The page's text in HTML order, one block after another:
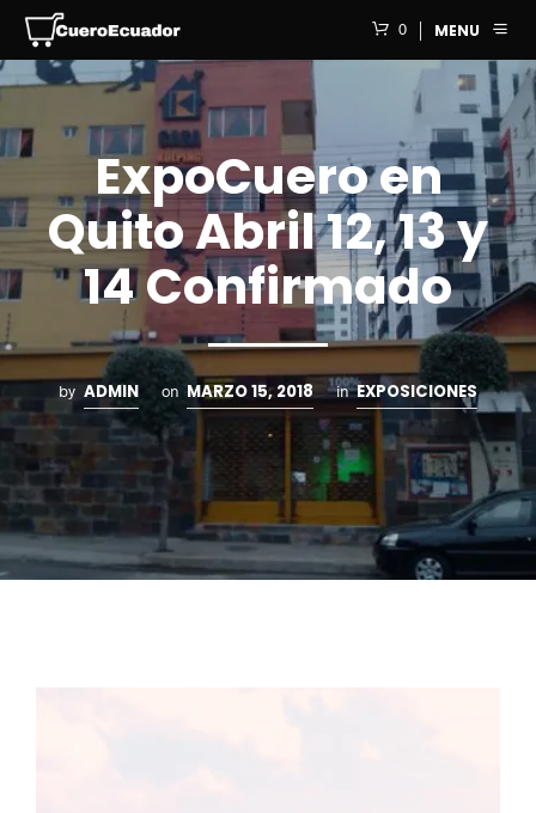
0 MENU
ExpoCuero en
Quito Abril 12, 13 y
14 Confirmado
by ADMIN on MARZO 15, 2018 in EXPOSICIONES